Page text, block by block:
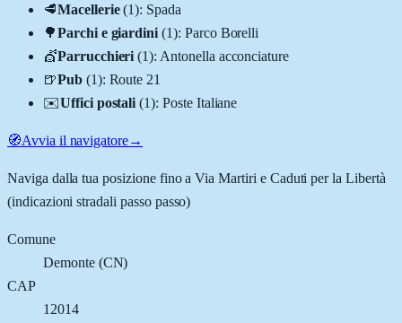
🥩Macellerie (1): Spada
🌳Parchi e giardini (1): Parco Borelli
💇Parrucchieri (1): Antonella acconciature
🍺Pub (1): Route 21
✉️Uffici postali (1): Poste Italiane
🧭Avvia il navigatore→
Naviga dalla tua posizione fino aVia Martiri e Caduti per la Libertà
(indicazioni stradali passo passo)
Comune
Demonte(CN)
CAP
12014